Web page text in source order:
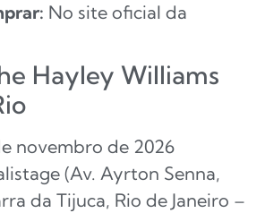
No site oficial da
Hayley Williams
novembro de 2026
(Av. Ayrton Senna,
da Tijuca, Rio de Janeiro –